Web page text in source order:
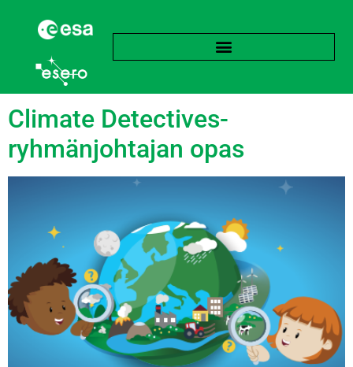
Subject:Maantiede
Climate Detectives-
ryhmänjohtajan opas